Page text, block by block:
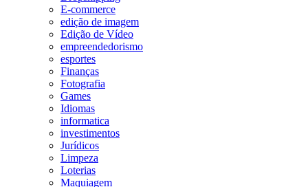
E-commerce
edição de imagem
Edição de Vídeo
empreendedorismo
esportes
Finanças
Fotografia
Games
Idiomas
informatica
investimentos
Jurídicos
Limpeza
Loterias
Maquiagem